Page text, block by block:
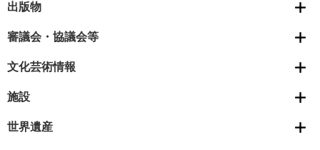
出版物
審議会・協議会等
文化芸術情報
施設
世界遺産